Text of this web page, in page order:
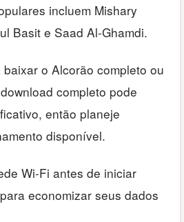
incluem Mishary
Basit e Saad Al-Ghamdi.
o Alcorão completo ou
completo pode
então planeje
disponível.
Wi-Fi antes de iniciar
economizar seus dados